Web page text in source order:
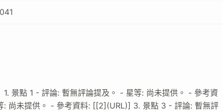
景點 1 - 評論: 暫無評論提及。 - 星等: 尚未提供。 - 參考資
尚未提供。 - 參考資料: [[2](URL)] 3. 景點 3 - 評論: 暫無評